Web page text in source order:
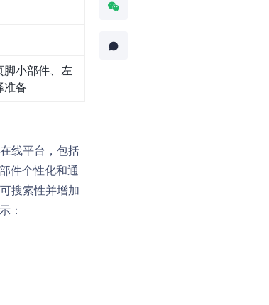
小部件、左
准备
线平台，包括
件个性化和通
搜索性并增加
：